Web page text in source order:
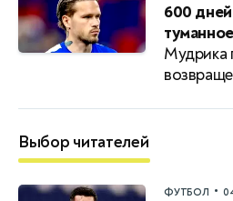
600
Мудрика
Выбор читателей
ФУТБОЛ •